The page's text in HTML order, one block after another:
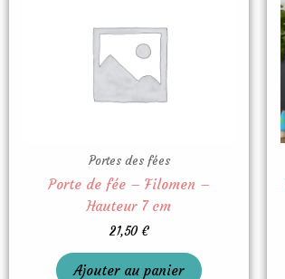
Portes des fées
Porte de fée – Filomen –
Hauteur 7 cm
21,50€
Ajouter au panier